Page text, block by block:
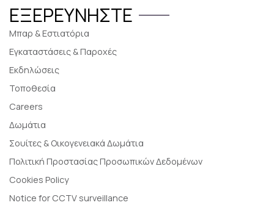
ΕΞΕΡΕΥΝΉΣΤΕ
Μπαρ & Εστιατόρια
Εγκαταστάσεις & Παροχές
Εκδηλώσεις
Τοποθεσία
Careers
Δωμάτια
Σουίτες & Οικογενειακά Δωμάτια
Πολιτική Προστασίας Προσωπικών Δεδομένων
Cookies Policy
Notice for CCTV surveillance